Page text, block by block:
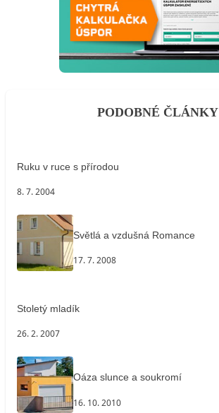
PODOBNÉ ČLÁNKY
Ruku v ruce s přírodou
8. 7. 2004
Světlá a vzdušná Romance
17. 7. 2008
Stoletý mladík
26. 2. 2007
Oáza slunce a soukromí
16. 10. 2010